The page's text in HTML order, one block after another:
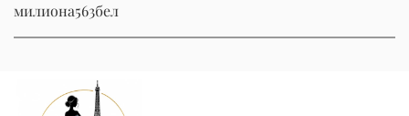
милиона563бел